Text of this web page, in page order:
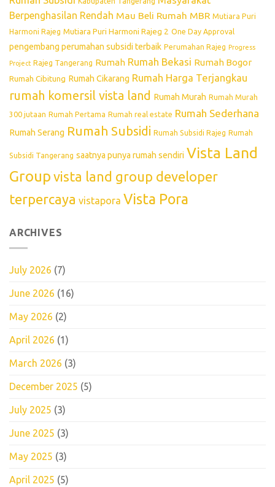
Berpenghasilan Rendah Mau Beli Rumah MBR Mutiara Puri
Harmoni Rajeg Mutiara Puri Harmoni Rajeg 2 One Day Approval
pengembang perumahan subsidi terbaik Perumahan Rajeg Progress
Project Rajeg Tangerang Rumah Rumah Bekasi Rumah Bogor
Rumah Cibitung Rumah Cikarang Rumah Harga Terjangkau
rumah komersil vista land Rumah Murah Rumah Murah
300 jutaan Rumah Pertama Rumah real estate Rumah Sederhana
Rumah Serang Rumah Subsidi Rumah Subsidi Rajeg Rumah
Subsidi Tangerang saatnya punya rumah sendiri Vista Land
Group vista land group developer
terpercaya vistapora Vista Pora
ARCHIVES
July 2026 (7)
June 2026 (16)
May 2026 (2)
April 2026 (1)
March 2026 (3)
December 2025 (5)
July 2025 (3)
June 2025 (3)
May 2025 (3)
April 2025 (5)